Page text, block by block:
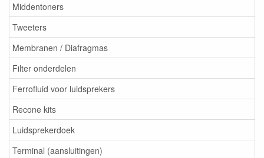
Middentoners
Tweeters
Membranen / Diafragmas
Filter onderdelen
Ferrofluid voor luidsprekers
Recone kits
Luidsprekerdoek
Terminal (aansluitingen)